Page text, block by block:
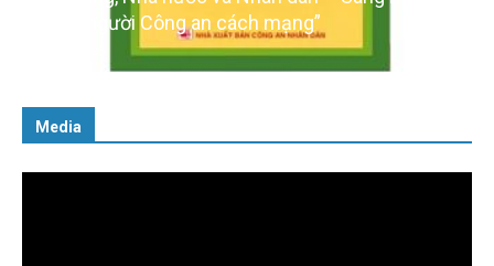
cách người Công an cách mạng”
Media